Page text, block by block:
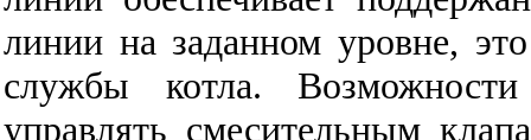
линии на заданном уровне,
службы котла. Возможности
управлять смесительным